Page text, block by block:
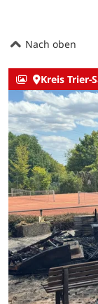
Nach oben
Kreis Trier-